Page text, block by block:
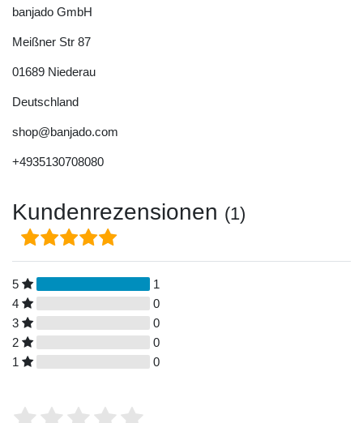
banjado GmbH
Meißner Str 87
01689 Niederau
Deutschland
shop@banjado.com
+4935130708080
Kundenrezensionen (1)
5
1
4
0
3
0
2
0
1
0